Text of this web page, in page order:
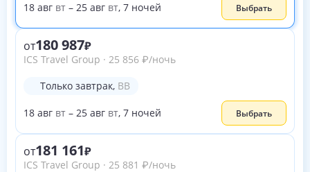
18 авг вт – 25 авг вт, 7 ночей Выбрать
от180 987
ICS Travel Group · 25 856 ₽/ночь
Только завтрак, BB
18 авг вт – 25 авг вт, 7 ночей Выбрать
от181 161
ICS Travel Group · 25 881 ₽/ночь